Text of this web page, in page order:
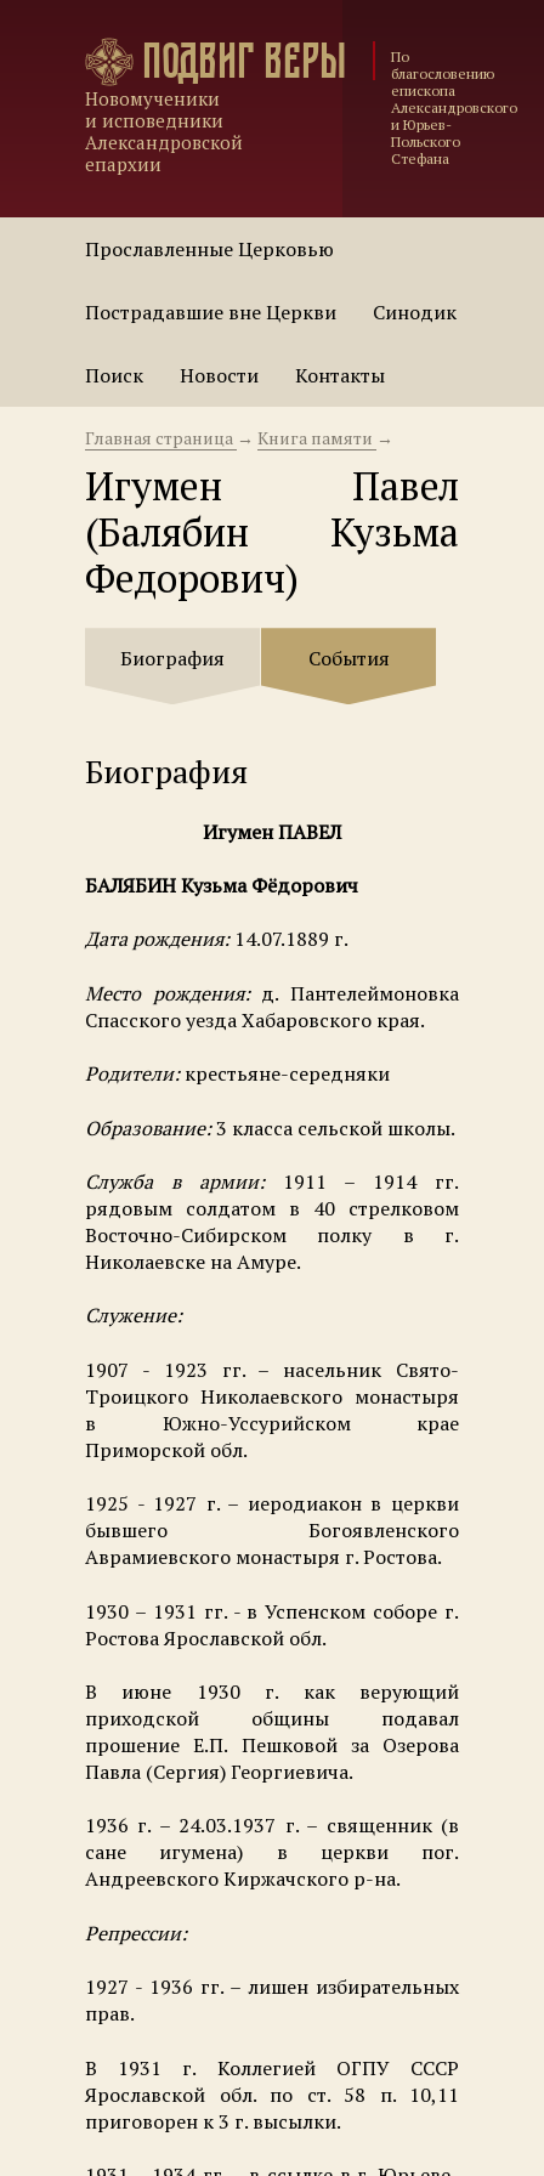
Подвиг веры
Новомученики
и исповедники
Александровской
епархии
По
благословению
епископа
Александровского
и Юрьев-
Польского
Стефана
Прославленные Церковью
Пострадавшие вне Церкви Синодик
Поиск Новости Контакты
Главная страница → Книга памяти →
Игумен Павел
(Балябин Кузьма
Федорович)
Биография События
Биография
Игумен ПАВЕЛ
БАЛЯБИН Кузьма Фёдорович
Дата рождения: 14.07.1889 г.
Место рождения: д. Пантелеймоновка
Спасского уезда Хабаровского края.
Родители:крестьяне-середняки
Образование:3 класса сельской школы.
Служба в армии: 1911 – 1914 гг.
рядовым солдатом в 40 стрелковом
Восточно-Сибирском полку в г.
Николаевске на Амуре.
Служение:
1907 - 1923 гг. – насельник Свято-
Троицкого Николаевского монастыря
в Южно-Уссурийском крае
Приморской обл.
1925 - 1927 г. – иеродиакон в церкви
бывшего Богоявленского
Аврамиевского монастыря г. Ростова.
1930 – 1931 гг. - в Успенском соборе г.
Ростова Ярославской обл.
В июне 1930 г. как верующий
приходской общины подавал
прошение Е.П. Пешковой за Озерова
Павла (Сергия) Георгиевича.
1936 г. – 24.03.1937 г. – священник (в
сане игумена) в церкви пог.
Андреевского Киржачского р-на.
Репрессии:
1927 - 1936 гг. – лишен избирательных
прав.
В 1931 г. Коллегией ОГПУ СССР
Ярославской обл. по ст. 58 п. 10,11
приговорен к3 г. высылки.